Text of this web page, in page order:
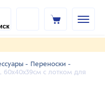
- Переноски -
60x40x39см с лотком для